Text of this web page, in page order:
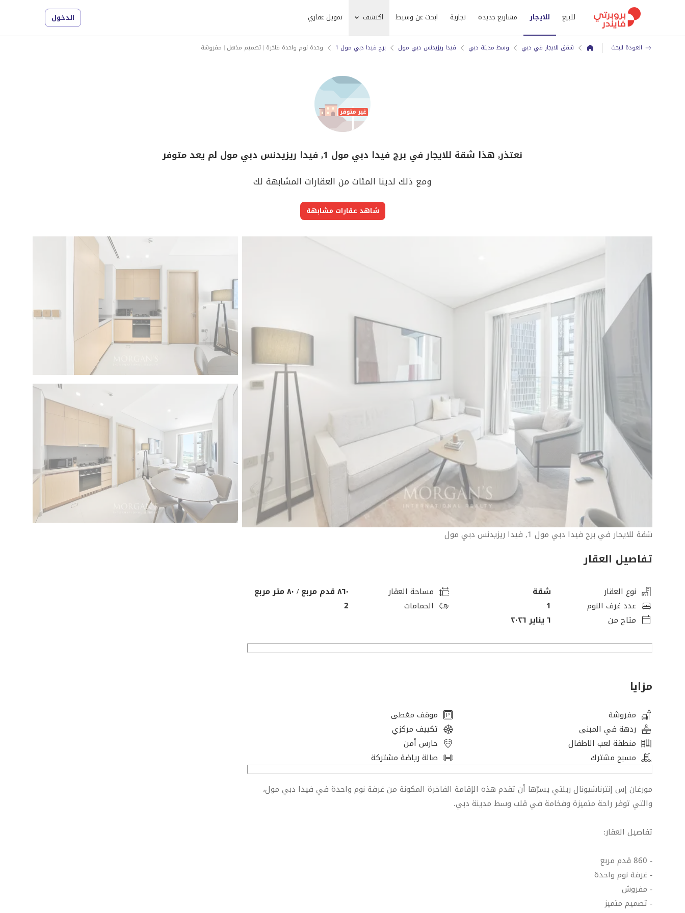
للبيع للايجار مشاريع جديدة تجارية ابحث عن وسيط اكتشف تمويل عقاري الدخول
العودة للبحث شقق للايجار في دبي وسط مدينة دبي فيدا ريزيدنس دبي مول برج فيدا دبي مول 1 وحدة نوم واحدة فاخرة | تصميم مذهل | مفروشة
نعتذر, هذا شقة للايجار في برج فيدا دبي مول 1, فيدا ريزيدنس دبي مول لم يعد متوفر
ومع ذلك لدينا المئات من العقارات المشابهة لك
شاهد عقارات مشابهة
شقة للايجار في برج فيدا دبي مول 1, فيدا ريزيدنس دبي مول
تفاصيل العقار
نوع العقار شقة مساحة العقار
٨٦٠ قدم مربع / ٨٠ متر مربع
عدد غرف النوم
1 الحمامات
2
متاح من
٦ يناير ٢٠٢٦
مزايا
مفروشة
موقف مغطى
ردهة في المبنى
تكييف مركزي
منطقة لعب الاطفال
حارس أمن
مسبح مشترك
صالة رياضة مشتركة
مورغان إس إنترناشيونال ريلتي يسرّها أن تقدم هذه الإقامة الفاخرة المكونة من غرفة نوم واحدة في فيدا دبي مول،
والتي توفر راحة متميزة وفخامة في قلب وسط مدينة دبي.
تفاصيل العقار:
- 860 قدم مربع
- غرفة نوم واحدة
- مفروش
- تصميم متميز